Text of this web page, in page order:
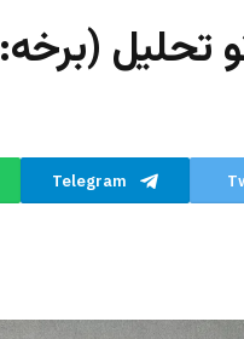
تحلیل (برخه: ۱۳)
Telegram